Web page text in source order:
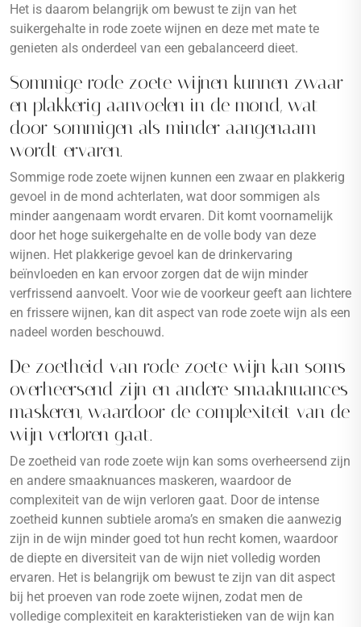
Het is daarom belangrijk om bewust te zijn van het
suikergehalte in rode zoete wijnen en deze met mate te
genieten als onderdeel van een gebalanceerd dieet.
Sommige rode zoete wijnen kunnen zwaar
en plakkerig aanvoelen in de mond, wat
door sommigen als minder aangenaam
wordt ervaren.
Sommige rode zoete wijnen kunnen een zwaar en plakkerig
gevoel in de mond achterlaten, wat door sommigen als
minder aangenaam wordt ervaren. Dit komt voornamelijk
door het hoge suikergehalte en de volle body van deze
wijnen. Het plakkerige gevoel kan de drinkervaring
beïnvloeden en kan ervoor zorgen dat de wijn minder
verfrissend aanvoelt. Voor wie de voorkeur geeft aan lichtere
en frissere wijnen, kan dit aspect van rode zoete wijn als een
nadeel worden beschouwd.
De zoetheid van rode zoete wijn kan soms
overheersend zijn en andere smaaknuances
maskeren, waardoor de complexiteit van de
wijn verloren gaat.
De zoetheid van rode zoete wijn kan soms overheersend zijn
en andere smaaknuances maskeren, waardoor de
complexiteit van de wijn verloren gaat. Door de intense
zoetheid kunnen subtiele aroma’s en smaken die aanwezig
zijn in de wijn minder goed tot hun recht komen, waardoor
de diepte en diversiteit van de wijn niet volledig worden
ervaren. Het is belangrijk om bewust te zijn van dit aspect
bij het proeven van rode zoete wijnen, zodat men de
volledige complexiteit en karakteristieken van de wijn kan